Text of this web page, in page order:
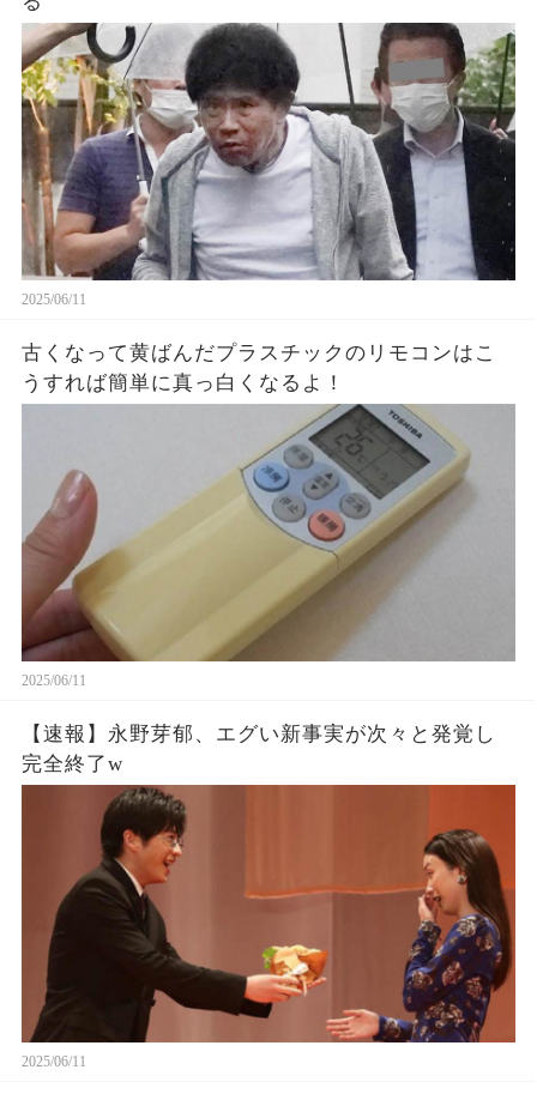
2025/06/11
古くなって黄ばんだプラスチックのリモコンはこ
うすれば簡単に真っ白くなるよ！
2025/06/11
【速報】永野芽郁、エグい新事実が次々と発覚し
完全終了w
2025/06/11